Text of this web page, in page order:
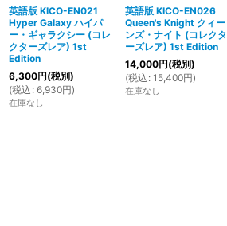
英語版 KICO-EN021
Hyper Galaxy ハイパ
ー・ギャラクシー (コレ
クターズレア) 1st
Edition
6,300円(税別)
(税込 : 6,930円)
在庫なし
英語版 KICO-EN026
Queen's Knight クィー
ンズ・ナイト (コレクタ
ーズレア) 1st Edition
14,000円(税別)
(税込 : 15,400円)
在庫なし